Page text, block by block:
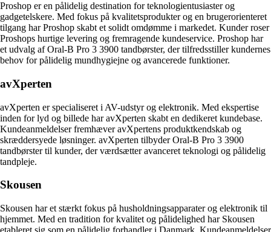
Proshop er en pålidelig destination for teknologientusiaster og
gadgetelskere. Med fokus på kvalitetsprodukter og en brugerorienteret
tilgang har Proshop skabt et solidt omdømme i markedet. Kunder roser
Proshops hurtige levering og fremragende kundeservice. Proshop har
et udvalg af Oral-B Pro 3 3900 tandbørster, der tilfredsstiller kundernes
behov for pålidelig mundhygiejne og avancerede funktioner.
avXperten
avXperten er specialiseret i AV-udstyr og elektronik. Med ekspertise
inden for lyd og billede har avXperten skabt en dedikeret kundebase.
Kundeanmeldelser fremhæver avXpertens produktkendskab og
skræddersyede løsninger. avXperten tilbyder Oral-B Pro 3 3900
tandbørster til kunder, der værdsætter avanceret teknologi og pålidelig
tandpleje.
Skousen
Skousen har et stærkt fokus på husholdningsapparater og elektronik til
hjemmet. Med en tradition for kvalitet og pålidelighed har Skousen